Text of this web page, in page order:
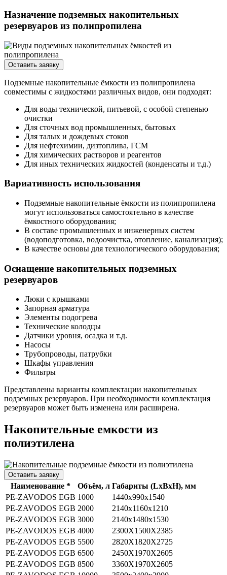
Назначение подземных накопительных
резервуаров из полипропилена
Оставить заявку
Подземные накопительные ёмкости из полипропилена
совместимы с жидкостями различных видов, они подходят:
Для воды технической, питьевой, с особой степенью
очистки
Для сточных вод промышленных, бытовых
Для талых и дождевых стоков
Для нефтехимии, дизтоплива, ГСМ
Для химических растворов и реагентов
Для иных технических жидкостей (конденсаты и т.д.)
Вариативность использования
Подземные накопительные ёмкости из полипропилена
могут использоваться самостоятельно в качестве
ёмкостного оборудования;
В составе промышленных и инженерных систем
(водоподготовка, водоочистка, отопление, канализация);
В качестве основы для технологического оборудования;
Оснащение накопительных подземных
резервуаров
Люки с крышками
Запорная арматура
Элементы подогрева
Технические колодцы
Датчики уровня, осадка и т.д.
Насосы
Трубопроводы, патрубки
Шкафы управления
Фильтры
Представлены варианты комплектации накопительных
подземных резервуаров. При необходимости комплектация
резервуаров может быть изменена или расширена.
Накопительные емкости из
полиэтилена
Оставить заявку
Наименование * Объём, л Габариты (LхBхH), мм
PE-ZAVODOS EGB 1000
1440х990х1540
PE-ZAVODOS EGB 2000
2140х1160х1210
PE-ZAVODOS EGB 3000
2140х1480х1530
PE-ZAVODOS EGB 4000
2300X1500X2385
PE-ZAVODOS EGB 5500
2820X1820X2725
PE-ZAVODOS EGB 6500
2450X1970X2605
PE-ZAVODOS EGB 8500
3360X1970X2605